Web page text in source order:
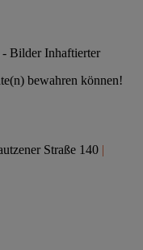
bewahren können!
Straße 140 |